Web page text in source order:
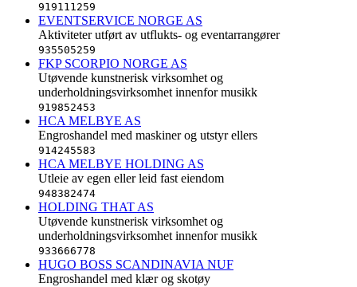
919111259
EVENTSERVICE NORGE AS
Aktiviteter utført av utflukts- og eventarrangører
935505259
FKP SCORPIO NORGE AS
Utøvende kunstnerisk virksomhet og
underholdningsvirksomhet innenfor musikk
919852453
HCA MELBYE AS
Engroshandel med maskiner og utstyr ellers
914245583
HCA MELBYE HOLDING AS
Utleie av egen eller leid fast eiendom
948382474
HOLDING THAT AS
Utøvende kunstnerisk virksomhet og
underholdningsvirksomhet innenfor musikk
933666778
HUGO BOSS SCANDINAVIA NUF
Engroshandel med klær og skotøy